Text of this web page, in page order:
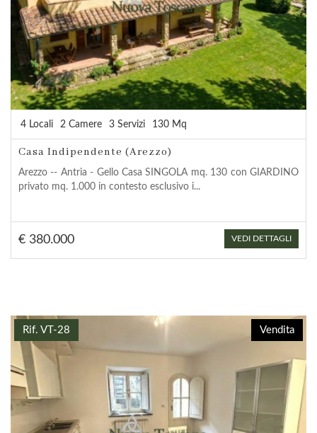
4 Locali 2 Camere 3 Servizi 130 Mq
Casa Indipendente (Arezzo)
Arezzo -- Antria - Gello Casa SINGOLA mq. 130 con GIARDINO
privato mq. 1.000 in contesto esclusivo i...
€ 380.000 VEDI DETTAGLI
Vendita
Rif. VT-28